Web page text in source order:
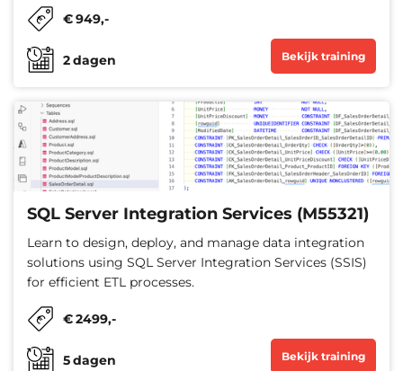
€949,-
2dagen Bekijk training
SQL Server Integration Services (M55321)
Learn to design, deploy, and manage data integration
solutions using SQL Server Integration Services (SSIS)
for efficient ETL processes.
€2499,-
5dagen Bekijk training